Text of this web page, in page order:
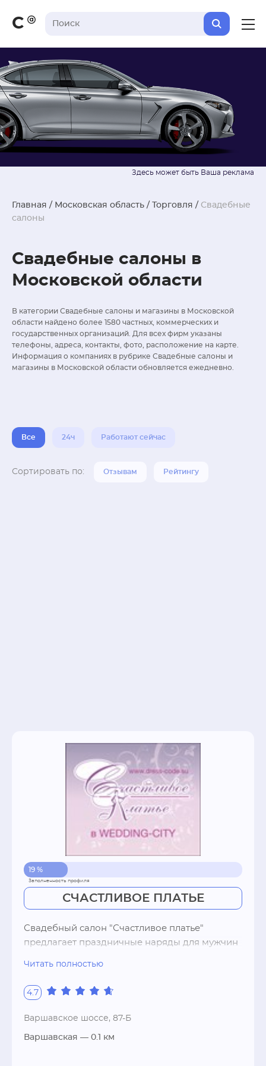
С
Главная / Московская область / Торговля / Свадебные
салоны
Свадебные салоны в
Московской области
В категории Свадебные салоны и магазины в Московской
области найдено более 1580 частных, коммерческих и
государственных организаций. Для всех фирм указаны
телефоны, адреса, контакты, фото, расположение на карте.
Информация о компаниях в рубрике Свадебные салоны и
магазины в Московской области обновляется ежедневно.
Все 24ч Работают сейчас
Сортировать по: Отзывам Рейтингу
19 %
СЧАСТЛИВОЕ ПЛАТЬЕ
Свадебный салон "Счастливое платье"
предлагает праздничные наряды для мужчин
свадебных платьев. В широком ассортименте
представлены свадебные и вечерние платья
от недорогих до эксклюзивных. Свадебная
популярные марки: Sherri Hill (Америка) –
Читать полностью
4.7
Варшавское шоссе, 87-Б
Варшавская — 0.1 км